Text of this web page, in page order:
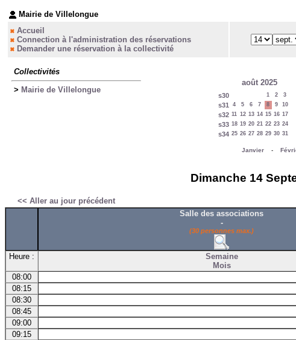
Mairie de Villelongue
Accueil
Connection à l'administration des réservations
Demander une réservation à la collectivité
Collectivités
> Mairie de Villelongue
août 2025
s30 1 2 3
s31 4 5 6 7 8 9 10
s32 11 12 13 14 15 16 17
s33 18 19 20 21 22 23 24
s34 25 26 27 28 29 30 31
Janvier-
Dimanche 14
<< Aller au jour précédent
Salle des associations
-
(30 personnes max.)
Heure :
Semaine
Mois
08:00
08:15
08:30
08:45
09:00
09:15